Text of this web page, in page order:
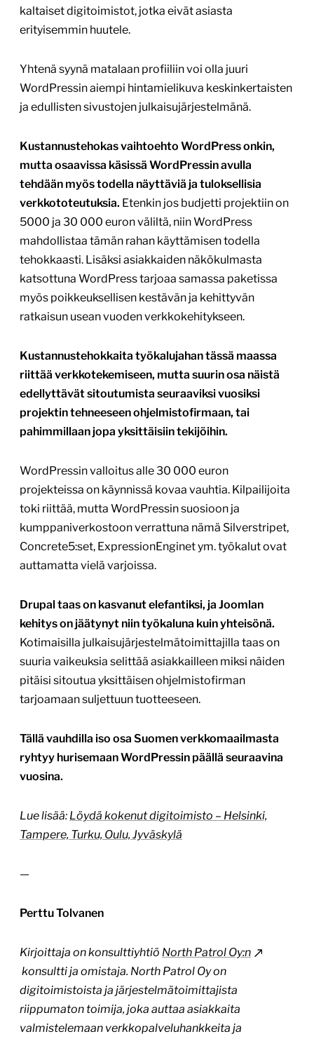
kaltaiset digitoimistot, jotka eivät asiasta
erityisemmin huutele.
Yhtenä syynä matalaan profiiliin voi olla juuri
WordPressin aiempi hintamielikuva keskinkertaisten
ja edullisten sivustojen julkaisujärjestelmänä.
Kustannustehokas vaihtoehto WordPress onkin,
mutta osaavissa käsissä WordPressin avulla
tehdään myös todella näyttäviä ja tuloksellisia
verkkototeutuksia. Etenkin jos budjetti projektiin on
5000 ja 30 000 euron väliltä, niin WordPress
mahdollistaa tämän rahan käyttämisen todella
tehokkaasti. Lisäksi asiakkaiden näkökulmasta
katsottuna WordPress tarjoaa samassa paketissa
myös poikkeuksellisen kestävän ja kehittyvän
ratkaisun usean vuoden verkkokehitykseen.
Kustannustehokkaita työkalujahan tässä maassa
riittää verkkotekemiseen, mutta suurin osa näistä
edellyttävät sitoutumista seuraaviksi vuosiksi
projektin tehneeseen ohjelmistofirmaan, tai
pahimmillaan jopa yksittäisiin tekijöihin.
WordPressin valloitus alle 30 000 euron
projekteissa on käynnissä kovaa vauhtia. Kilpailijoita
toki riittää, mutta WordPressin suosioon ja
kumppaniverkostoon verrattuna nämä Silverstripet,
Concrete5:set, ExpressionEnginet ym. työkalut ovat
auttamatta vielä varjoissa.
Drupal taas on kasvanut elefantiksi, ja Joomlan
kehitys on jäätynyt niin työkaluna kuin yhteisönä.
Kotimaisilla julkaisujärjestelmätoimittajilla taas on
suuria vaikeuksia selittää asiakkailleen miksi näiden
pitäisi sitoutua yksittäisen ohjelmistofirman
tarjoamaan suljettuun tuotteeseen.
Tällä vauhdilla iso osa Suomen verkkomaailmasta
ryhtyy hurisemaan WordPressin päällä seuraavina
vuosina.
Lue lisää: Löydä kokenut digitoimisto – Helsinki,
Tampere, Turku, Oulu, Jyväskylä
—
Perttu Tolvanen
Kirjoittaja on konsulttiyhtiö North Patrol Oy:n
konsultti ja omistaja. North Patrol Oy on
digitoimistoista ja järjestelmätoimittajista
riippumaton toimija, joka auttaa asiakkaita
valmistelemaan verkkopalveluhankkeita ja